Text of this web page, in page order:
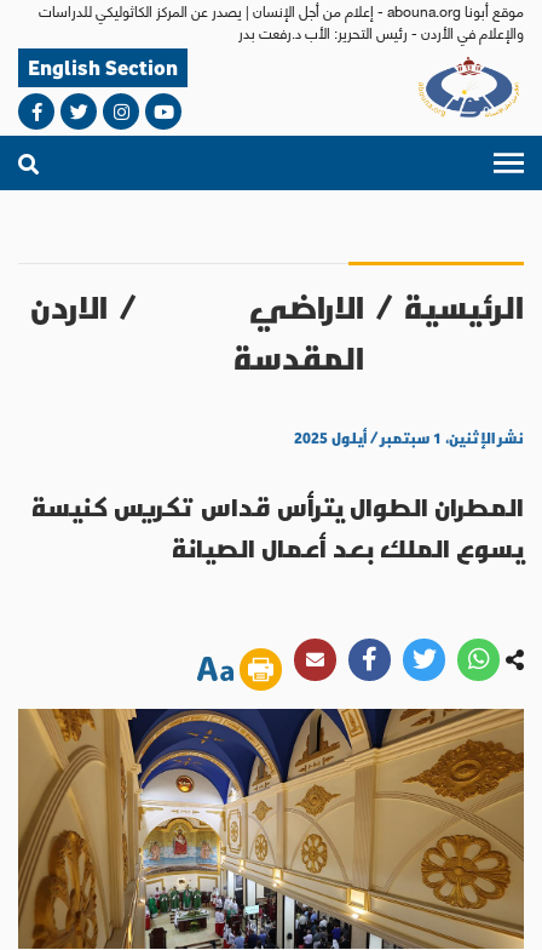
موقع أبونا abouna.org - إعلام من أجل الإنسان | يصدر عن المركز الكاثوليكي للدراسات
والإعلام في الأردن - رئيس التحرير: الأب د.رفعت بدر
English Section
الرئيسية / الاراضي
المقدسة
/ الاردن
نشر الإثنين، ١ سبتمبر / أيلول ٢٠٢٥
المطران الطوال يترأس قداس تكريس كنيسة
يسوع الملك بعد أعمال الصيانة